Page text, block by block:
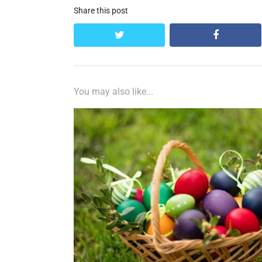
Share this post
twitter facebook
You may also like...